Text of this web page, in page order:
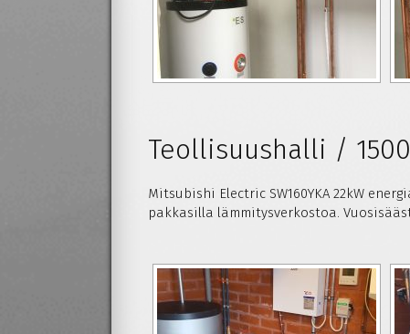
Teollisuushalli /
Mitsubishi Electric SW160YKA 22kW
pakkasilla lämmitysverkostoa.